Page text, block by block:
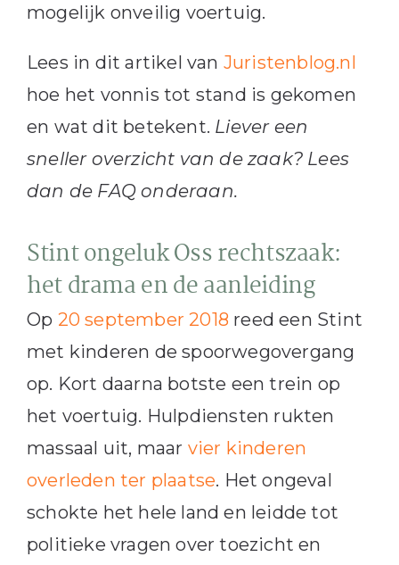
mogelijk onveilig voertuig.
Lees in dit artikel van Juristenblog.nl
hoe het vonnis tot stand is gekomen
en wat dit betekent. Liever een
sneller overzicht van de zaak? Lees
dan de FAQ onderaan.
Stint ongeluk Oss rechtszaak:
het drama en de aanleiding
Op 20 september 2018 reed een Stint
met kinderen de spoorwegovergang
op. Kort daarna botste een trein op
het voertuig. Hulpdiensten rukten
massaal uit, maar vier kinderen
overleden ter plaatse. Het ongeval
schokte het hele land en leidde tot
politieke vragen over toezicht en